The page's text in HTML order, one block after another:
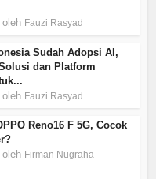
oleh Fauzi Rasyad
Sudah Adopsi AI,
dan Platform
oleh Fauzi Rasyad
Reno16 F 5G, Cocok
oleh Firman Nugraha